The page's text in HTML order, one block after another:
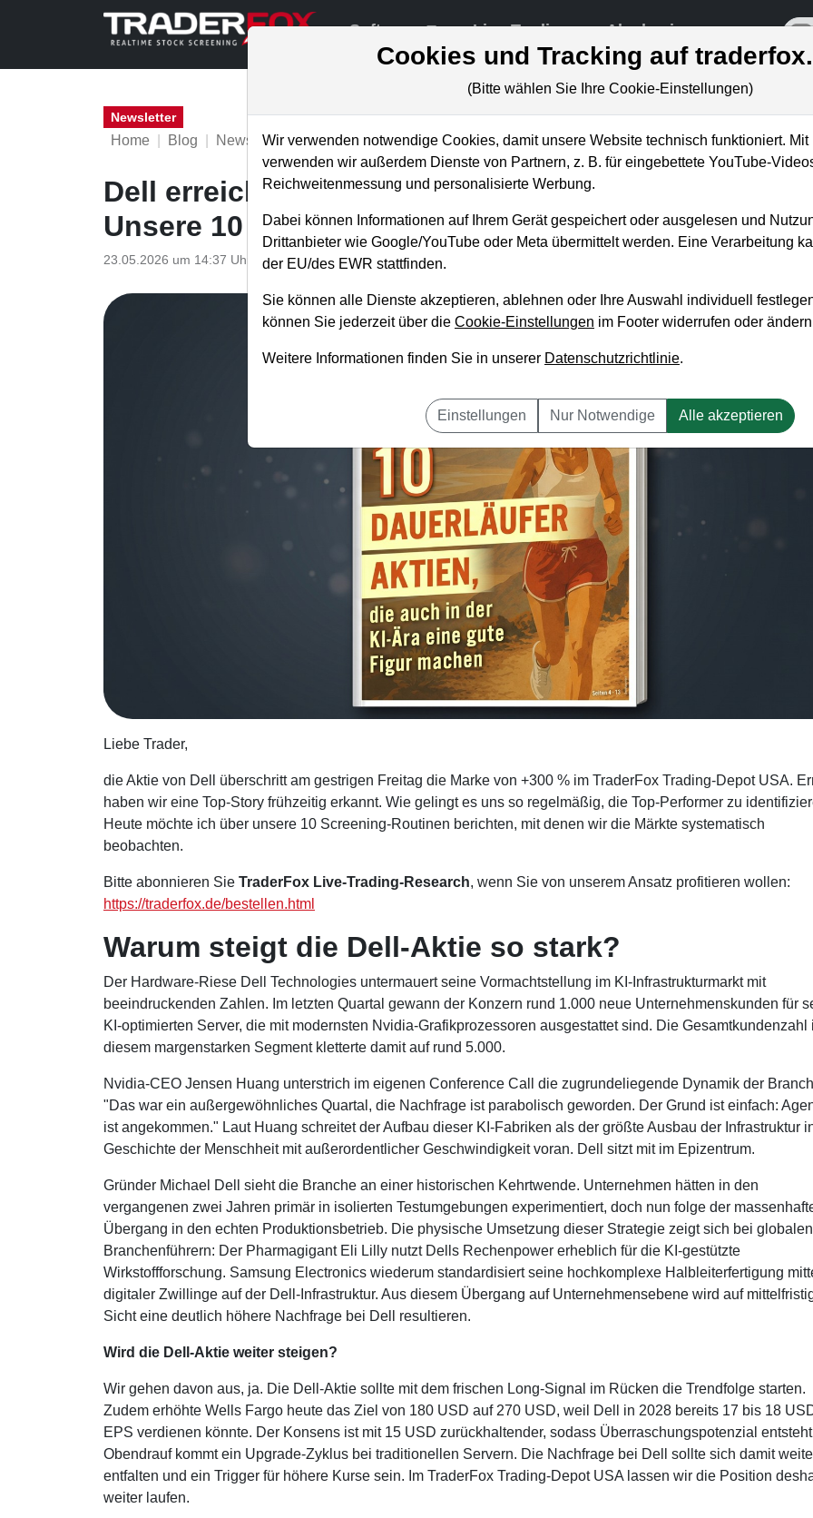
Software Live-Trading Akademie
Newsletter
Home Blog Newsletter Weekly Briefing
Dell erreicht +300 % im TraderFox Trading-Depot.
Unsere 10 Screening-Routinen.
23.05.2026 um 14:37 Uhr S. Betschinger
Liebe Trader,
die Aktie von Dell überschritt am gestrigen Freitag die Marke von +300 % im TraderFox Trading-Depot USA.
haben wir eine Top-Story frühzeitig erkannt. Wie gelingt es uns so regelmäßig, die Top-Performer zu
Heute möchte ich über unsere 10 Screening-Routinen berichten, mit denen wir die Märkte systematisch
beobachten.
Bitte abonnieren Sie TraderFox Live-Trading-Research, wenn Sie von unserem Ansatz profitieren wollen:
https://traderfox.de/bestellen.html
Warum steigt die Dell-Aktie so stark?
Der Hardware-Riese Dell Technologies untermauert seine Vormachtstellung im KI-Infrastrukturmarkt mit
beeindruckenden Zahlen. Im letzten Quartal gewann der Konzern rund 1.000 neue Unternehmenskunden für
KI-optimierten Server, die mit modernsten Nvidia-Grafikprozessoren ausgestattet sind. Die Gesamtkundenzahl
diesem margenstarken Segment kletterte damit auf rund 5.000.
Nvidia-CEO Jensen Huang unterstrich im eigenen Conference Call die zugrundeliegende Dynamik der
"Das war ein außergewöhnliches Quartal, die Nachfrage ist parabolisch geworden. Der Grund ist einfach:
ist angekommen." Laut Huang schreitet der Aufbau dieser KI-Fabriken als der größte Ausbau der Infrastruktur
Geschichte der Menschheit mit außerordentlicher Geschwindigkeit voran. Dell sitzt mit im Epizentrum.
Gründer Michael Dell sieht die Branche an einer historischen Kehrtwende. Unternehmen hätten in den
vergangenen zwei Jahren primär in isolierten Testumgebungen experimentiert, doch nun folge der
Übergang in den echten Produktionsbetrieb. Die physische Umsetzung dieser Strategie zeigt sich bei globalen
Branchenführern: Der Pharmagigant Eli Lilly nutzt Dells Rechenpower erheblich für die KI-gestützte
Wirkstoffforschung. Samsung Electronics wiederum standardisiert seine hochkomplexe Halbleiterfertigung
digitaler Zwillinge auf der Dell-Infrastruktur. Aus diesem Übergang auf Unternehmensebene wird auf
Sicht eine deutlich höhere Nachfrage bei Dell resultieren.
Wird die Dell-Aktie weiter steigen?
Wir gehen davon aus, ja. Die Dell-Aktie sollte mit dem frischen Long-Signal im Rücken die Trendfolge starten.
Zudem erhöhte Wells Fargo heute das Ziel von 180 USD auf 270 USD, weil Dell in 2028 bereits 17 bis 18
EPS verdienen könnte. Der Konsens ist mit 15 USD zurückhaltender, sodass Überraschungspotenzial
Obendrauf kommt ein Upgrade-Zyklus bei traditionellen Servern. Die Nachfrage bei Dell sollte sich damit
entfalten und ein Trigger für höhere Kurse sein. Im TraderFox Trading-Depot USA lassen wir die Position
weiter laufen.
Cookies und Tracking auf
(Bitte wählen Sie Ihre Cookie-Einstellungen)
Wir verwenden notwendige Cookies, damit unsere Website technisch funktioniert.
verwenden wir außerdem Dienste von Partnern, z. B. für eingebettete YouTube-
Reichweitenmessung und personalisierte Werbung.
Dabei können Informationen auf Ihrem Gerät gespeichert oder ausgelesen und
Drittanbieter wie Google/YouTube oder Meta übermittelt werden. Eine Verarbeitung
der EU/des EWR stattfinden.
Sie können alle Dienste akzeptieren, ablehnen oder Ihre Auswahl individuell
können Sie jederzeit über die Cookie-Einstellungen im Footer widerrufen oder
Weitere Informationen finden Sie in unserer Datenschutzrichtlinie.
Einstellungen Nur Notwendige Alle akzeptieren